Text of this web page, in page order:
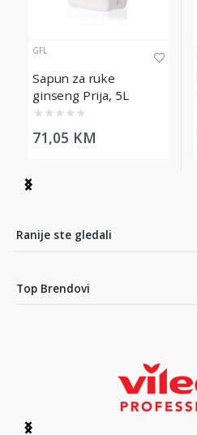
GFL
Sapun za ruke
ginseng Prija, 5L
★ ★ ★ ★ ★
71,05 KM
Item
4
Ranije ste gledali
Top Brendovi